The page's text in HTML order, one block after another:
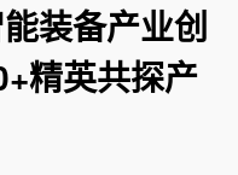
装备产业创
精英共探产